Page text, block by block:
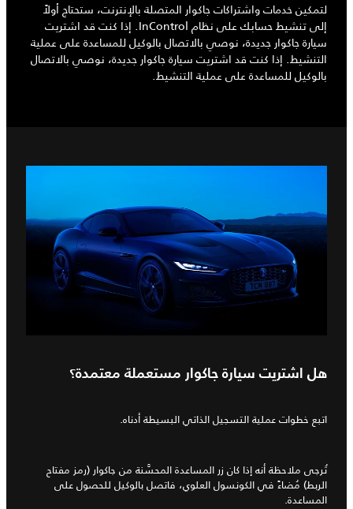
لتمكين خدمات واشتراكات جاكوار المتصلة بالإنترنت، ستحتاج أولاً
إلى تنشيط حسابك على نظام InControl. إذا كنت قد اشتريت
سيارة جاكوار جديدة، نوصي بالاتصال بالوكيل للمساعدة على عملية
التنشيط. إذا كنت قد اشتريت سيارة جاكوار جديدة، نوصي بالاتصال
بالوكيل للمساعدة على عملية التنشيط.
هل اشتريت سيارة جاكوار مستعملة معتمدة؟
اتبع خطوات عملية التسجيل الذاتي البسيطة أدناه.
تُرجى ملاحظة أنه إذا كان زر المساعدة المحسَّنة من جاكوار (رمز مفتاح
الربط) مُضاءً في الكونسول العلوي، فاتصل بالوكيل للحصول على
المساعدة.